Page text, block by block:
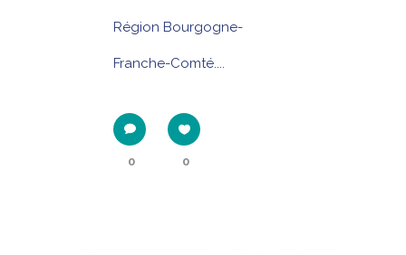
Région Bourgogne-
Franche-Comté....
0 0